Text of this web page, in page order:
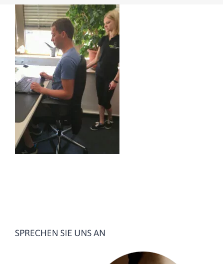
SPRECHEN SIE UNS AN